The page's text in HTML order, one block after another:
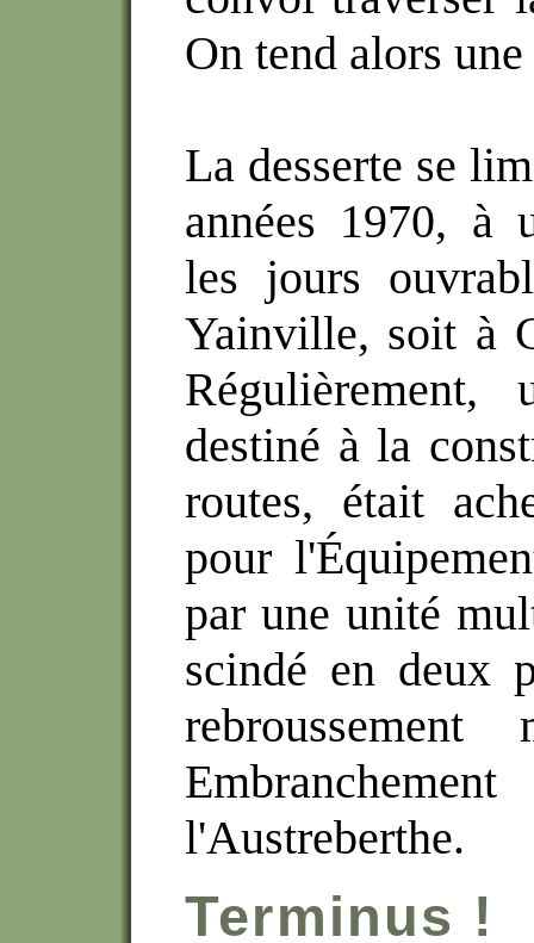
On tend alors
La desserte se
années 1970, à
les jours
Yainville, soit à
destiné à la
routes, était
pour
par une unité
scindé en deux
l'Austreberthe.
Terminus !